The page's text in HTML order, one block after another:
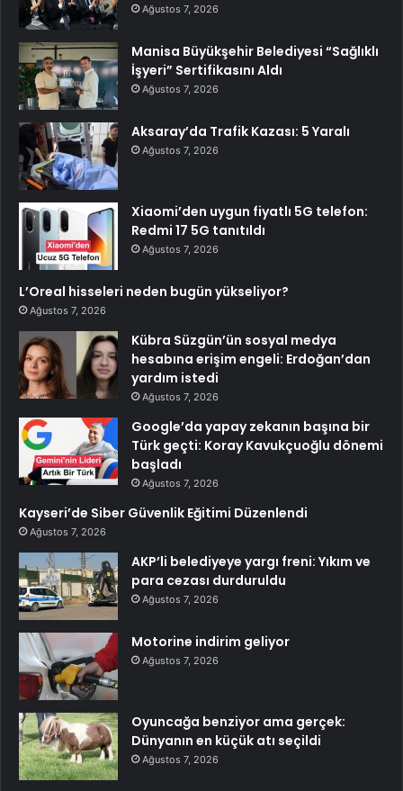
Ağustos 7, 2026
Manisa Büyükşehir Belediyesi “Sağlıklı
İşyeri” Sertifikasını Aldı
Ağustos 7, 2026
Aksaray’da Trafik Kazası: 5 Yaralı
Ağustos 7, 2026
Xiaomi’den uygun fiyatlı 5G telefon:
Redmi 17 5G tanıtıldı
Ağustos 7, 2026
L’Oreal hisseleri neden bugün yükseliyor?
Ağustos 7, 2026
Kübra Süzgün’ün sosyal medya
hesabına erişim engeli: Erdoğan’dan
yardım istedi
Ağustos 7, 2026
Google’da yapay zekanın başına bir
Türk geçti: Koray Kavukçuoğlu dönemi
başladı
Ağustos 7, 2026
Kayseri’de Siber Güvenlik Eğitimi Düzenlendi
Ağustos 7, 2026
AKP’li belediyeye yargı freni: Yıkım ve
para cezası durduruldu
Ağustos 7, 2026
Motorine indirim geliyor
Ağustos 7, 2026
Oyuncağa benziyor ama gerçek:
Dünyanın en küçük atı seçildi
Ağustos 7, 2026